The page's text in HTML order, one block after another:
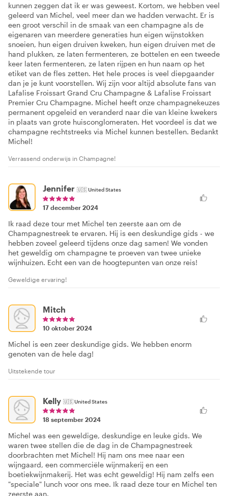
kunnen zeggen dat ik er was geweest. Kortom, we hebben veel
geleerd van Michel, veel meer dan we hadden verwacht. Er is
een groot verschil in de smaak van een champagne als de
eigenaren van meerdere generaties hun eigen wijnstokken
snoeien, hun eigen druiven kweken, hun eigen druiven met de
hand plukken, ze laten fermenteren, ze bottelen en een tweede
keer laten fermenteren, ze laten rijpen en hun naam op het
etiket van de fles zetten. Het hele proces is veel diepgaander
dan je je kunt voorstellen. Wij zijn voor altijd absolute fans van
Lafalise Froissart Grand Cru Champagne & Lafalise Froissart
Premier Cru Champagne. Michel heeft onze champagnekeuzes
permanent opgeleid en veranderd naar die van kleine kwekers
in plaats van grote huisconglomeraten. Het voordeel is dat we
champagne rechtstreeks via Michel kunnen bestellen. Bedankt
Michel!
Verrassend onderwijs in Champagne!
Jennifer 🇺🇸United States
17 december 2024
Ik raad deze tour met Michel ten zeerste aan om de
Champagnestreek te ervaren. Hij is een deskundige gids - we
hebben zoveel geleerd tijdens onze dag samen! We vonden
het geweldig om champagne te proeven van twee unieke
wijnhuizen. Echt een van de hoogtepunten van onze reis!
Geweldige ervaring!
Mitch
10 oktober 2024
Michel is een zeer deskundige gids. We hebben enorm
genoten van de hele dag!
Uitstekende tour
Kelly 🇺🇸United States
18 september 2024
Michel was een geweldige, deskundige en leuke gids. We
waren twee stellen die de dag in de Champagnestreek
doorbrachten met Michel! Hij nam ons mee naar een
wijngaard, een commerciële wijnmakerij en een
boetiekwijnmakerij. Het was echt geweldig! Hij nam zelfs een
"speciale" lunch voor ons mee. Ik raad deze tour en Michel ten
zeerste aan.